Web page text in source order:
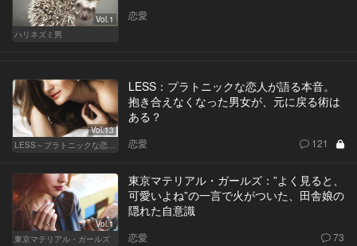
Vol.1
ハリネズミ男
恋愛
Vol.13
LESS～プラトニックな恋人～
LESS：プラトニックな恋人が語る本音。
抱き合えなくなった男女が、元に戻る術は
ある？
恋愛 121
Vol.1
東京マテリアル・ガールズ
東京マテリアル・ガールズ：”よく見ると、
可愛いよね”の一言で火がついた、田舎娘の
隠れた自意識
恋愛 73